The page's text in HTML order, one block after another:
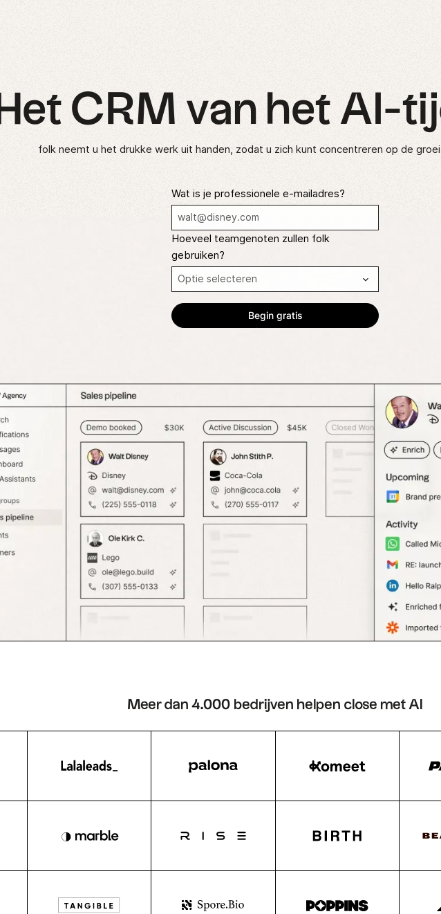
Het CRM van het AI-
folk neemt u het drukke werk uit handen, zodat u zich kunt concentreren op de
Wat is je professionele e-mailadres?
Hoeveel teamgenoten zullen folk
gebruiken?
Meer dan 4.000 bedrijven helpen close met AI